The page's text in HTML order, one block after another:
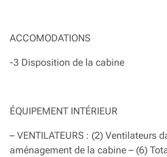
ACCOMODATIONS
-3 Disposition de la cabine
ÉQUIPEMENT INTÉRIEUR
– VENTILATEURS : (2) Ventilateurs
aménagement de la cabine – (6)